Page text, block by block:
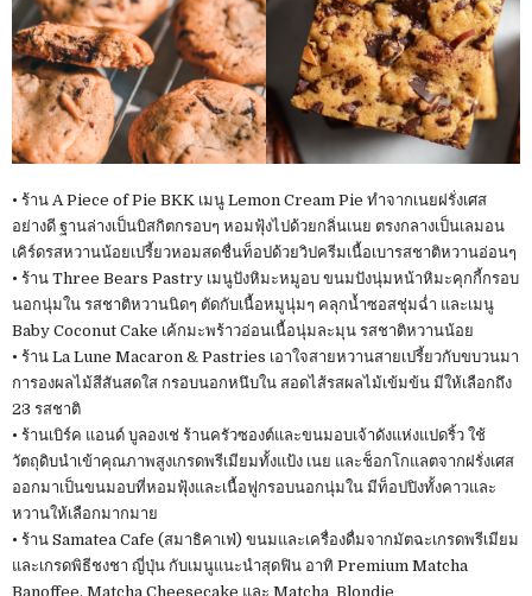
• ร้าน A Piece of Pie BKK เมนู Lemon Cream Pie ทำจากเนยฝรั่งเศส
อย่างดี ฐานล่างเป็นบิสกิตกรอบๆ หอมฟุ้งไปด้วยกลิ่นเนย ตรงกลางเป็นเลมอน
เคิร์ดรสหวานน้อยเปรี้ยวหอมสดชื่นท็อปด้วยวิปครีมเนื้อเบารสชาติหวานอ่อนๆ
• ร้าน Three Bears Pastry เมนูปังหิมะหมูอบ ขนมปังนุ่มหน้าหิมะคุกกี้กรอบ
นอกนุ่มใน รสชาติหวานนิดๆ ตัดกับเนื้อหมูนุ่มๆ คลุกน้ำซอสชุ่มฉ่ำ และเมนู
Baby Coconut Cake เค้กมะพร้าวอ่อนเนื้อนุ่มละมุน รสชาติหวานน้อย
• ร้าน La Lune Macaron & Pastries เอาใจสายหวานสายเปรี้ยวกับขบวนมา
การองผลไม้สีสันสดใส กรอบนอกหนึบใน สอดไส้รสผลไม้เข้มข้น มีให้เลือกถึง
23 รสชาติ
• ร้านเบิร์ค แอนด์ บูลองเช่ ร้านครัวซองต์และขนมอบเจ้าดังแห่งแปดริ้ว ใช้
วัตถุดิบนำเข้าคุณภาพสูงเกรดพรีเมียมทั้งแป้ง เนย และช็อกโกแลตจากฝรั่งเศส
ออกมาเป็นขนมอบที่หอมฟุ้งและเนื้อฟูกรอบนอกนุ่มใน มีท็อปปิงทั้งคาวและ
หวานให้เลือกมากมาย
• ร้าน Samatea Cafe (สมาธิคาเฟ่) ขนมและเครื่องดื่มจากมัตฉะเกรดพรีเมียม
และเกรดพิธีชงชา ญี่ปุ่น กับเมนูแนะนำสุดฟิน อาทิ Premium Matcha
Banoffee, Matcha Cheesecake และ Matcha Blondie